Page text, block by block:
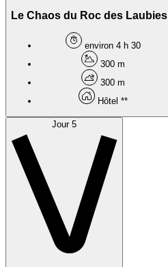
Le Chaos du Roc des Laubies
environ 4 h 30
300 m
300 m
Hôtel **
Jour 5